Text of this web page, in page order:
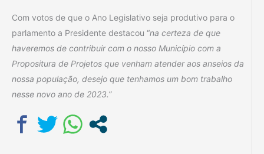
Com votos de que o Ano Legislativo seja produtivo para o
parlamento a Presidente destacou “na certeza de que
haveremos de contribuir com o nosso Município com a
Propositura de Projetos que venham atender aos anseios da
nossa população, desejo que tenhamos um bom trabalho
nesse novo ano de 2023.”